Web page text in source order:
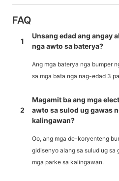
FAQ
1
Unsang edad ang angay
nga awto sa baterya?
Ang mga baterya nga bumper
sa mga bata nga nag-edad 3
2
Magamit ba ang mga
awto sa sulod ug gawas
kalingawan?
Oo, ang mga de-koryenteng
gidisenyo alang sa sulud ug sa
mga parke sa kalingawan.